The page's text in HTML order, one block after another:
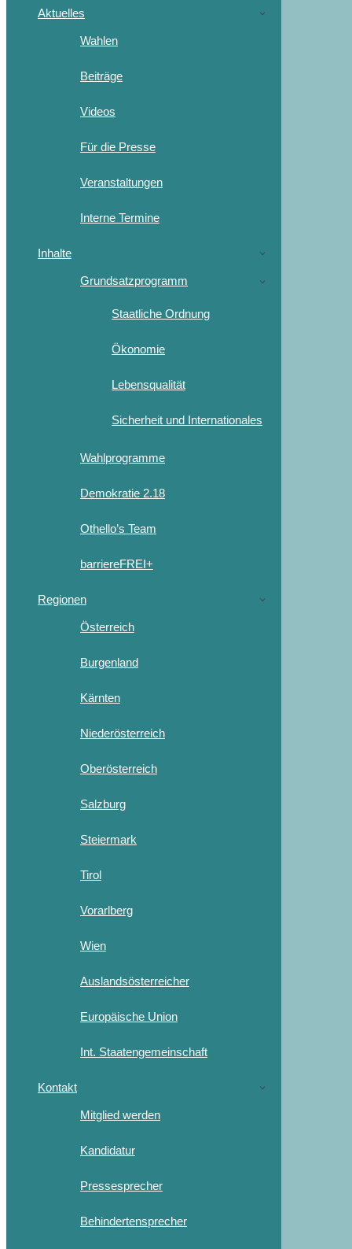
Aktuelles
Wahlen
Beiträge
Videos
Für die Presse
Veranstaltungen
Interne Termine
Inhalte
Grundsatzprogramm
Staatliche Ordnung
Ökonomie
Lebensqualität
Sicherheit und Internationales
Wahlprogramme
Demokratie 2.18
Othello’s Team
barriereFREI+
Regionen
Österreich
Burgenland
Kärnten
Niederösterreich
Oberösterreich
Salzburg
Steiermark
Tirol
Vorarlberg
Wien
Auslandsösterreicher
Europäische Union
Int. Staatengemeinschaft
Kontakt
Mitglied werden
Kandidatur
Pressesprecher
Behindertensprecher